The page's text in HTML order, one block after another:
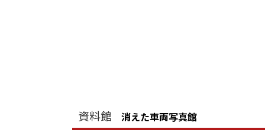
資料館 消えた車両写真館